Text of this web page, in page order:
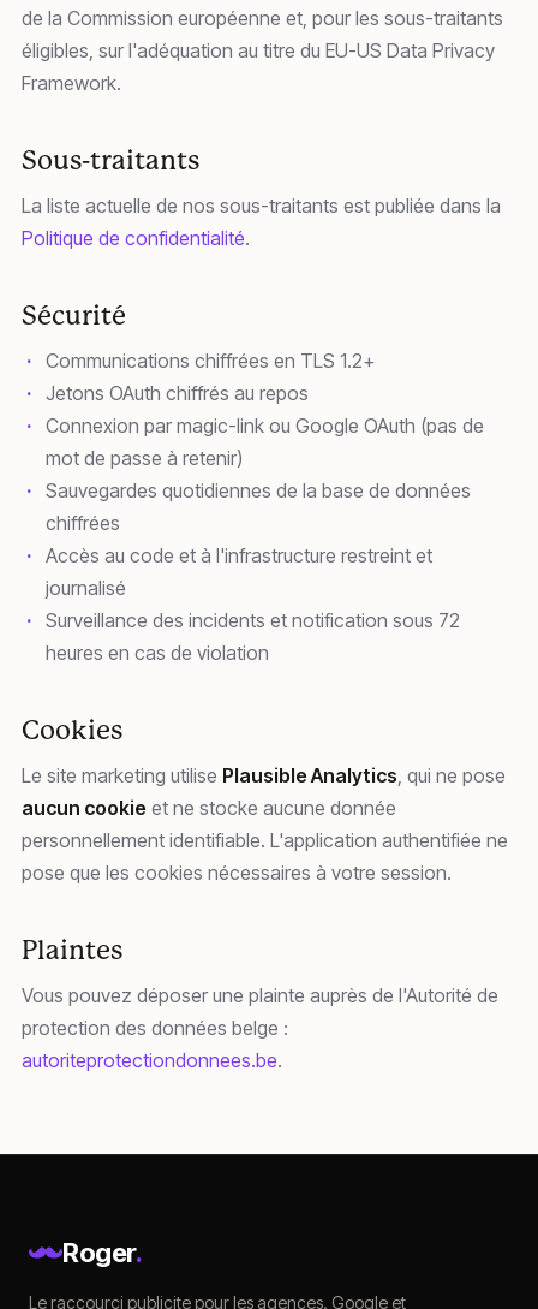
de la Commission européenne et, pour les sous-traitants
éligibles, sur l'adéquation au titre du EU-US Data Privacy
Framework.
Sous-traitants
La liste actuelle de nos sous-traitants est publiée dans la
Politique de confidentialité.
Sécurité
Communications chiffrées en TLS 1.2+
Jetons OAuth chiffrés au repos
Connexion par magic-link ou Google OAuth (pas de
mot de passe à retenir)
Sauvegardes quotidiennes de la base de données
chiffrées
Accès au code et à l'infrastructure restreint et
journalisé
Surveillance des incidents et notification sous 72
heures en cas de violation
Cookies
Le site marketing utilise Plausible Analytics, qui ne pose
aucun cookie et ne stocke aucune donnée
personnellement identifiable. L'application authentifiée ne
pose que les cookies nécessaires à votre session.
Plaintes
Vous pouvez déposer une plainte auprès de l'Autorité de
protection des données belge :
autoriteprotectiondonnees.be.
Roger.
Le raccourci publicite pour les agences. Google et